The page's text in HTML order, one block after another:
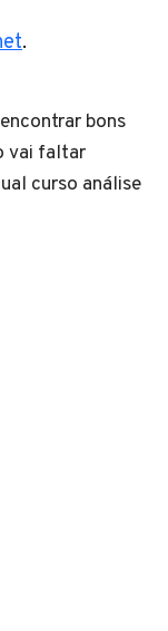
.
bons
vai faltar
curso análise